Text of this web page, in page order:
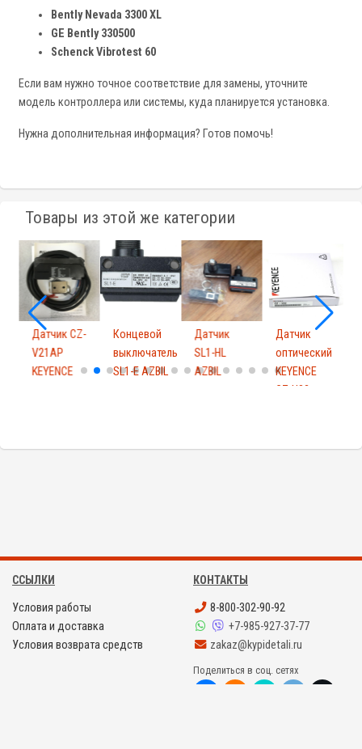
Bently Nevada 3300 XL
GE Bently 330500
Schenck Vibrotest 60
Если вам нужно точное соответствие для замены, уточните
модель контроллера или системы, куда планируется установка.
Нужна дополнительная информация? Готов помочь!
Товары из этой же категории
Датчик CZ-
V21AP
KEYENCE
Концевой
выключатель
SL1-E AZBIL
Датчик
SL1-HL
AZBIL
Датчик
оптический
KEYENCE
CZ-H32
ССЫЛКИ
Условия работы
Оплата и доставка
Условия возврата средств
КОНТАКТЫ
8-800-302-90-92
+7-985-927-37-77
zakaz@kypidetali.ru
Поделиться в соц. сетях